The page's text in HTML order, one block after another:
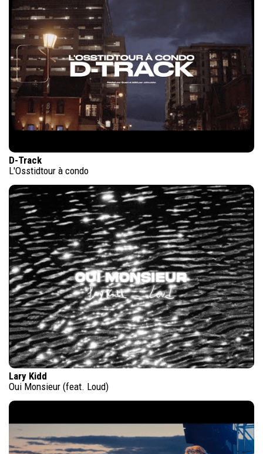
D-Track
L'Osstidtour à condo
Lary Kidd
Oui Monsieur (feat. Loud)